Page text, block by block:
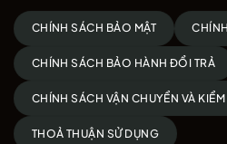
CHÍNH SÁCH BẢO MẬT
CHÍNH SÁCH BẢO HÀNH ĐỔI TRẢ
CHÍNH SÁCH VẬN CHUYỂN VÀ
THOẢ THUẬN SỬ DỤNG